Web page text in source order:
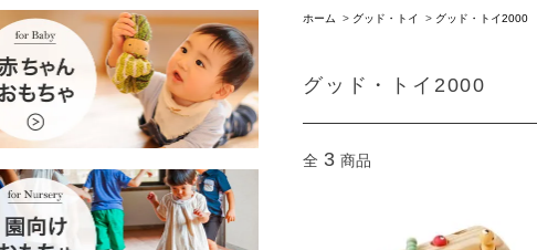
ホーム > グッド・トイ > グッド・トイ2000
グッド・トイ2000
全 3 商品